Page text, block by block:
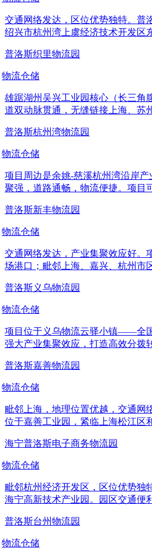
交通网络发达，区位优势独特。普
绍兴市杭州湾上虞经济技术开发区
普洛斯织里物流园
物流仓储
雄踞湖州吴兴工业园核心（长三角
道双动脉贯通，无缝链接上海、苏
普洛斯杭州湾物流园
物流仓储
项目周边是余姚-慈溪杭州湾沿岸
聚强，道路通畅，物流便捷。项目
普洛斯新丰物流园
物流仓储
交通网络发达，产业集聚效应好。
场港口；毗邻上海、嘉兴、杭州市
普洛斯义乌物流园
物流仓储
项目位于义乌物流云驿小镇——全
强大产业集聚效应，打造高效分拨
普洛斯嘉善物流园
物流仓储
毗邻上海，地理位置优越，交通网
位于嘉善工业园，紧临上海松江区
海宁普洛斯电子商务物流园
物流仓储
毗邻杭州经济开发区，区位优势独
海宁高新技术产业园。园区交通便
普洛斯台州物流园
物流仓储